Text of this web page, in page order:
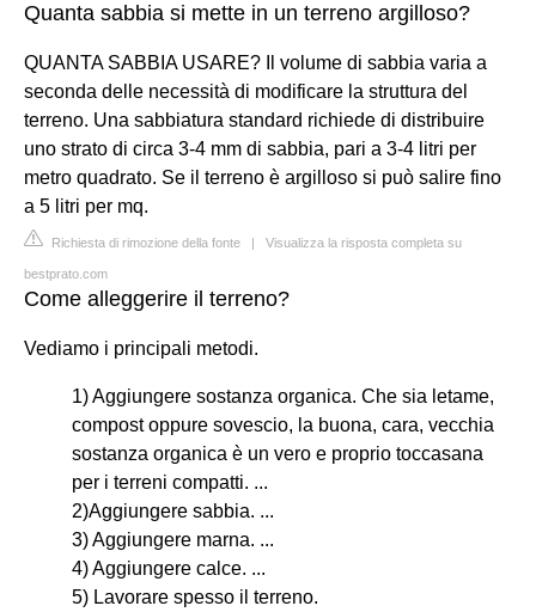
Quanta sabbia si mette in un terreno argilloso?
QUANTA SABBIA USARE? Il volume di sabbia varia a
seconda delle necessità di modificare la struttura del
terreno. Una sabbiatura standard richiede di distribuire
uno strato di circa 3-4 mm di sabbia, pari a 3-4 litri per
metro quadrato. Se il terreno è argilloso si può salire fino
a 5 litri per mq.
Richiesta di rimozione della fonte | Visualizza la risposta completa su
bestprato.com
Come alleggerire il terreno?
Vediamo i principali metodi.
1) Aggiungere sostanza organica. Che sia letame,
compost oppure sovescio, la buona, cara, vecchia
sostanza organica è un vero e proprio toccasana
per i terreni compatti. ...
2)Aggiungere sabbia. ...
3) Aggiungere marna. ...
4) Aggiungere calce. ...
5) Lavorare spesso il terreno.